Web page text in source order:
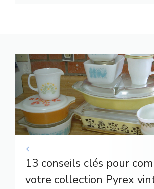
13 conseils clés pour
votre collection Pyrex